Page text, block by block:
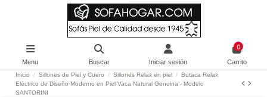
Menu Buscar Iniciar sesión
0
Carrito
Inicio Sillones de Piel y Cuero Sillones Relax en piel
Butaca Relax
Eléctrico de Diseño Moderno en Piel Vaca Natural Genuina - Modelo
SANTORINI